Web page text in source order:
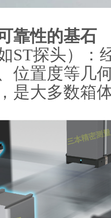
靠性的基石
ST探头）：
位置度等几
是大多数箱